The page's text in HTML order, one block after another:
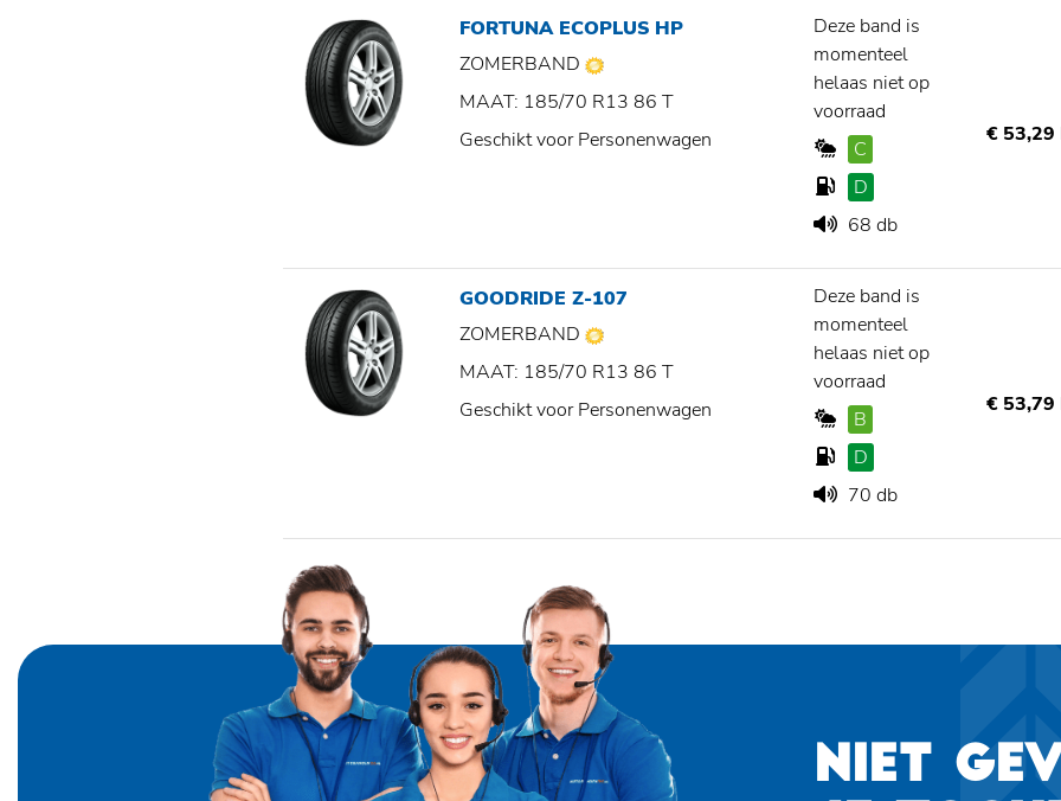
FORTUNA ECOPLUS HP
ZOMERBAND
MAAT: 185/70 R13 86 T
Geschikt voor Personenwagen
Deze band is
momenteel
helaas niet op
voorraad
C
D
68 db
€ 53,29
GOODRIDE Z-107
ZOMERBAND
MAAT: 185/70 R13 86 T
Geschikt voor Personenwagen
Deze band is
momenteel
helaas niet op
voorraad
B
D
70 db
€ 53,79
NIET